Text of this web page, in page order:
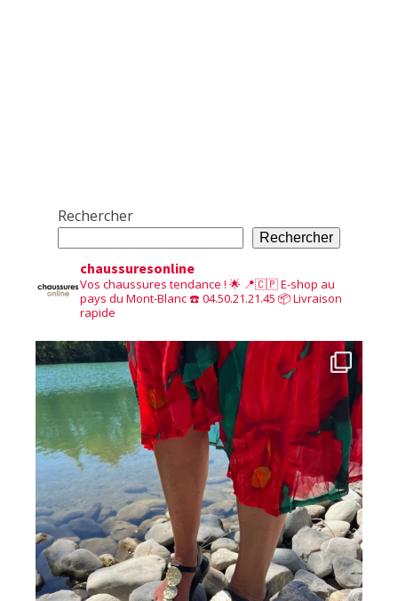
Rechercher
Rechercher
chaussuresonline
Vos chaussures tendance ! 🌟 📍🇨🇵 E-shop au
pays du Mont-Blanc☎️ 04.50.21.21.45 📦 Livraison
rapide